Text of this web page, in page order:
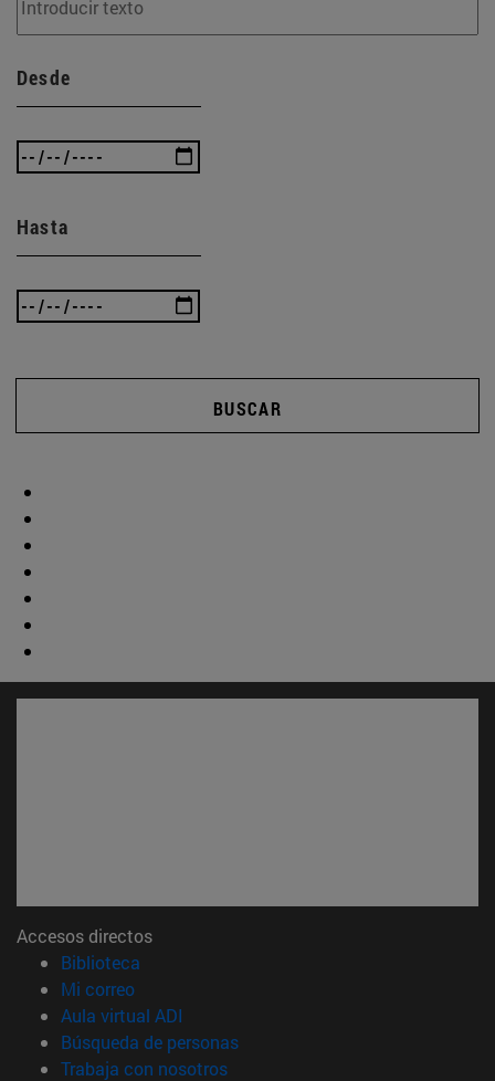
Desde
Hasta
BUSCAR
Accesos directos
Biblioteca
Mi correo(abre en nueva ventana)
Aula virtual ADI
Búsqueda de personas(abre en nueva ventana)
Trabaja con nosotros(abre en nueva ventana)